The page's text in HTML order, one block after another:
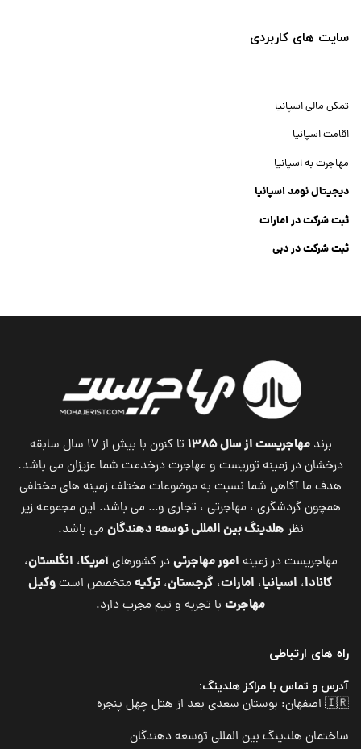
سایت های کاربردی
تمکن مالی اسپانیا
اقامت اسپانیا
مهاجرت به اسپانیا
دیجیتال نومد اسپانیا
ثبت شرکت در امارات
ثبت شرکت در دبی
برندمهاجریست از سال ۱۳۸۵
تا کنون با بیش از ۱۷ سال سابقه
درخشان در زمینه توریست و مهاجرت درخدمت شما عزیزان می باشد.
هدف ما آگاهی شما نسبت به موضوعات مختلف زمینه های مختلفی
همچون گردشگری ، مهاجرتی ، تجاری و… می باشد. این مجموعه زیر
نظر هلدینگ بین المللی توسعه دهندگان می باشد.
مهاجریست در زمینه امور مهاجرتیدر کشورهایآمریکا، انگلستان،
کانادا، اسپانیا، امارات، گرجستان، ترکیه متخصص استوکیل
مهاجرت با تجربه و تیم مجرب دارد.
راه های ارتباطی
آدرس و تماس با مراکز هلدینگ:
🇮🇷 اصفهان: بوستان سعدی بعد از هتل چهل پنجره
ساختمان هلدینگ بین المللی توسعه دهندگان